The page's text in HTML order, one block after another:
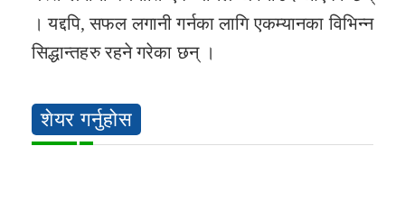
। यद्दपि, सफल लगानी गर्नका लागि एकम्यानका विभिन्न
सिद्धान्तहरु रहने गरेका छन् ।
शेयर गर्नुहोस